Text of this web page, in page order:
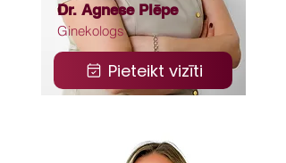
Dr. Agnese Plēpe
Ginekologs
Pieteikt vizīti